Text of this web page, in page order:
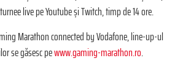
live pe Youtube și Twitch, timp de 14 ore.
Marathon connected by Vodafone, line-up-ul
se găsesc pewww.gaming-marathon.ro.